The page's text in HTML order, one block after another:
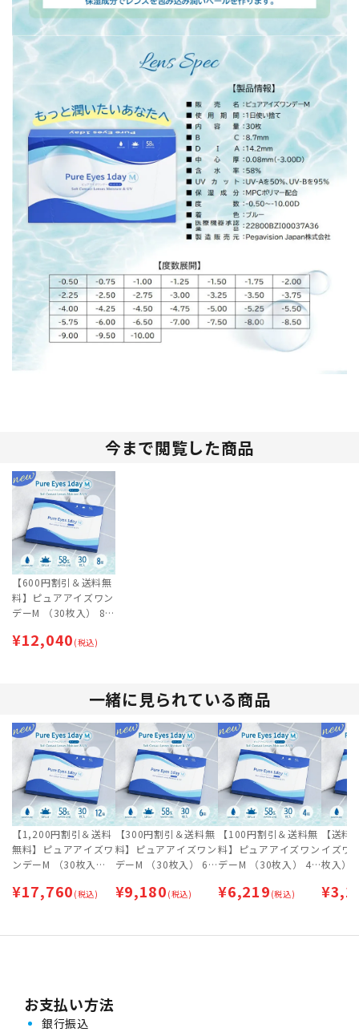
今まで閲覧した商品
【600円割引＆送料無
料】ピュアアイズワン
デーM （30枚入） 8
イプ | ワンデー
¥12,040 (税込)
一緒に見られている商品
【1,200円割引＆送料
無料】ピュアアイズワ
ンデーM （30枚入）
分] | 1日交換タイプ |
¥17,760 (税込)
【300円割引＆送料無
料】ピュアアイズワン
デーM （30枚入） 6
イプ | ワンデー
¥9,180 (税込)
【100円割引＆送料無
料】ピュアアイズワン
デーM （30枚入） 4
イプ | ワンデー 【ネ
¥6,219 (税込)
【送料
イズワ
枚入）
ー 【ネ
¥
お支払い方法
銀行振込